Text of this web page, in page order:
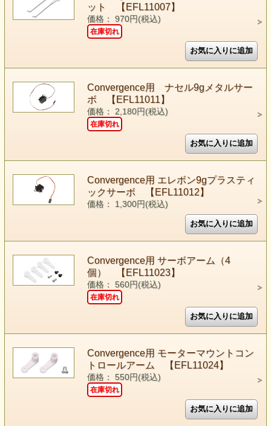
ット 【EFL11007】
価格： 970円(税込)
在庫切れ
Convergence用 ナセル9gメタルサー
ボ 【EFL11011】
価格： 2,180円(税込)
在庫切れ
Convergence用 エレボン9gプラスティ
ックサーボ 【EFL11012】
価格： 1,300円(税込)
Convergence用 サーボアーム（4
個） 【EFL11023】
価格： 560円(税込)
在庫切れ
Convergence用 モーターマウントコン
トロールアーム 【EFL11024】
価格： 550円(税込)
在庫切れ